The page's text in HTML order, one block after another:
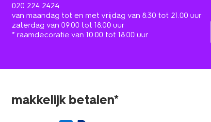
020 224 2424
van maandag tot en met vrijdag van 8.30 tot 21.00 uur
zaterdag van 09.00 tot 18.00 uur
* raamdecoratie van 10.00 tot 18.00 uur
makkelijk betalen*